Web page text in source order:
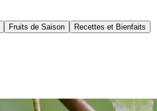
Fruits de Saison
Recettes et Bienfaits